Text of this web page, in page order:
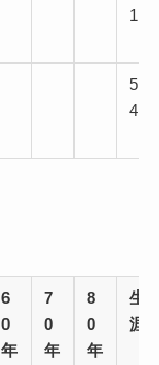
1％
5
4％
6
0
年
7
0
年
8
0
年
生
涯